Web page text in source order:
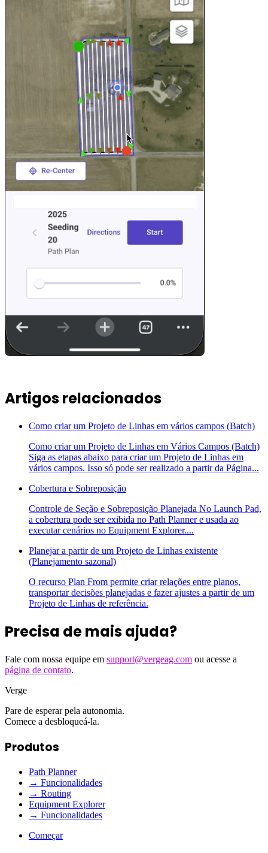
Artigos relacionados
Como criar um Projeto de Linhas em vários campos (Batch)
Como criar um Projeto de Linhas em Vários Campos (Batch)
Siga as etapas abaixo para criar um Projeto de Linhas em
vários campos. Isso só pode ser realizado a partir da Página...
Cobertura e Sobreposição
Controle de Seção e Sobreposição Planejada No Launch Pad,
a cobertura pode ser exibida no Path Planner e usada ao
executar cenários no Equipment Explorer....
Planejar a partir de um Projeto de Linhas existente
(Planejamento sazonal)
O recurso Plan From permite criar relações entre planos,
transportar decisões planejadas e fazer ajustes a partir de um
Projeto de Linhas de referência.
Precisa de mais ajuda?
Fale com nossa equipe em support@vergeag.com ou acesse a
página de contato.
Verge
Pare de esperar pela autonomia.
Comece a desbloqueá-la.
Produtos
Path Planner
→ Funcionalidades
→ Routing
Equipment Explorer
→ Funcionalidades
Começar